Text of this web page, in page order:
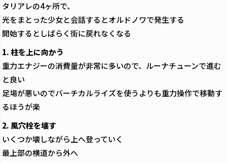
タリアレの4ヶ所で、
光をまとった少女と会話するとオルドノワで発生する
開始するとしばらく街に戻れなくなる
1. 柱を上に向かう
重力エナジーの消費量が非常に多いので、ルーナチューンで進む
と良い
足場が悪いのでバーチカルライズを使うよりも重力操作で移動す
るほうが楽
2. 風穴栓を壊す
いくつか壊しながら上へ登っていく
最上部の横道から外へ